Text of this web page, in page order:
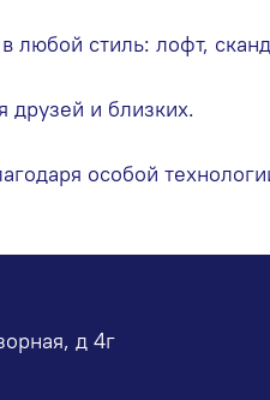
любой стиль: лофт,
друзей и близких.
особой
д 4г